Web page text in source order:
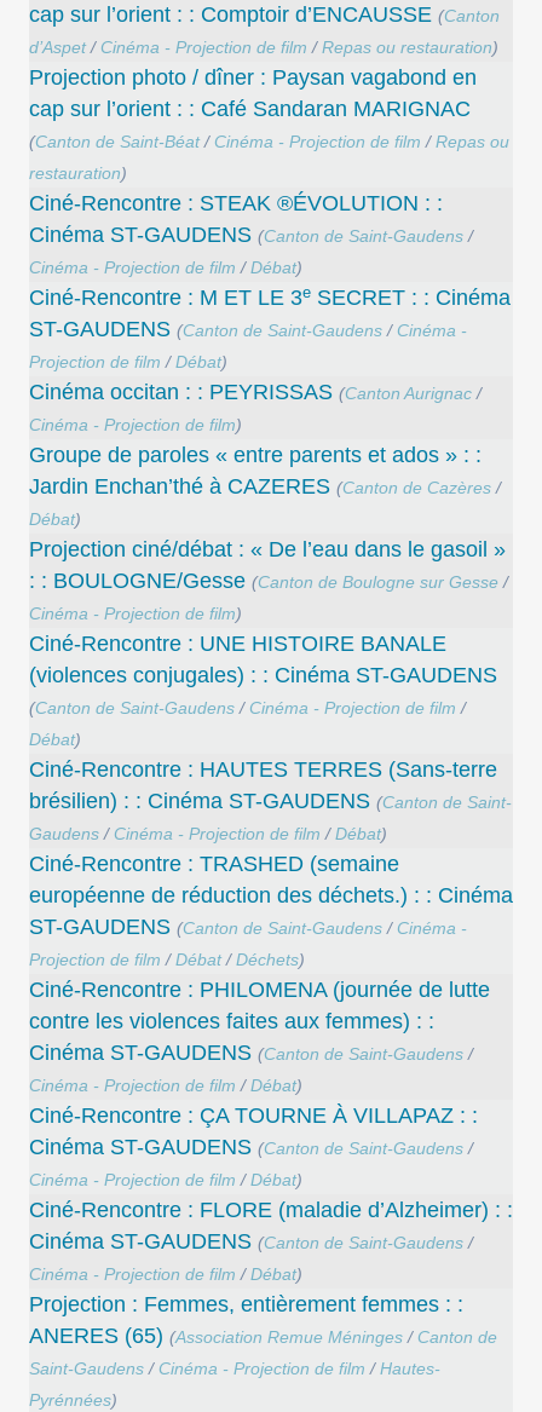
cap sur l’orient : : Comptoir d’ENCAUSSE (Canton
d’Aspet/ Cinéma - Projection de film /Repas ou restauration)
Projection photo / dîner : Paysan vagabond en
cap sur l’orient : : Café Sandaran MARIGNAC
(Canton de Saint-Béat/ Cinéma - Projection de film /Repas ou
restauration)
Ciné-Rencontre : STEAK ®ÉVOLUTION : :
Cinéma ST-GAUDENS (Canton de Saint-Gaudens/
Cinéma - Projection de film /Débat)
Ciné-Rencontre : M ET LE 3e SECRET : : Cinéma
ST-GAUDENS (Canton de Saint-Gaudens/ Cinéma -
Projection de film /Débat)
Cinéma occitan : : PEYRISSAS (Canton Aurignac/
Cinéma - Projection de film)
Groupe de paroles « entre parents et ados » : :
Jardin Enchan’thé à CAZERES (Canton de Cazères/
Débat)
Projection ciné/débat : « De l’eau dans le gasoil »
: : BOULOGNE/Gesse (Canton de Boulogne sur Gesse/
Cinéma - Projection de film)
Ciné-Rencontre : UNE HISTOIRE BANALE
(violences conjugales) : : Cinéma ST-GAUDENS
(Canton de Saint-Gaudens/ Cinéma - Projection de film /
Débat)
Ciné-Rencontre : HAUTES TERRES (Sans-terre
brésilien) : : Cinéma ST-GAUDENS (Canton de Saint-
Gaudens/ Cinéma - Projection de film /Débat)
Ciné-Rencontre : TRASHED (semaine
européenne de réduction des déchets.) : : Cinéma
ST-GAUDENS (Canton de Saint-Gaudens/ Cinéma -
Projection de film /Débat/Déchets)
Ciné-Rencontre : PHILOMENA (journée de lutte
contre les violences faites aux femmes) : :
Cinéma ST-GAUDENS (Canton de Saint-Gaudens/
Cinéma - Projection de film /Débat)
Ciné-Rencontre : ÇA TOURNE À VILLAPAZ : :
Cinéma ST-GAUDENS (Canton de Saint-Gaudens/
Cinéma - Projection de film /Débat)
Ciné-Rencontre : FLORE (maladie d’Alzheimer) : :
Cinéma ST-GAUDENS (Canton de Saint-Gaudens/
Cinéma - Projection de film /Débat)
Projection : Femmes, entièrement femmes : :
ANERES (65) (Association Remue Méninges/ Canton de
Saint-Gaudens/ Cinéma - Projection de film /Hautes-
Pyrénnées)